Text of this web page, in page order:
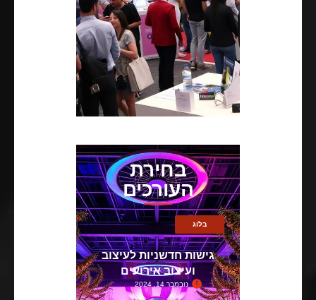
בחירת
העורכים
בלוג
גישות חדשניות לעיצוב
ועיצוב אירועים
נובמבר 14, 2024